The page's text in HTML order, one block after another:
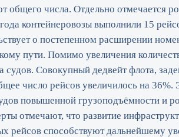
общего числа. Отдельно отмечается
контейнеровозы выполнили 15
о постепенном расширении
пути. Помимо увеличения
судов. Совокупный дедвейт флота,
число рейсов увеличилось на 36%.
повышенной грузоподъёмности и
отмечают, что развитие
рейсов способствуют дальнейшему